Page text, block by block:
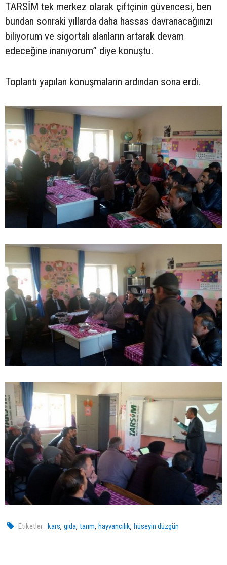
TARSİM tek merkez olarak çiftçinin güvencesi, ben
bundan sonraki yıllarda daha hassas davranacağınızı
biliyorum ve sigortalı alanların artarak devam
edeceğine inanıyorum” diye konuştu.
Toplantı yapılan konuşmaların ardından sona erdi.
Etiketler : kars,gıda,tarım,hayvancılık,hüseyin düzgün